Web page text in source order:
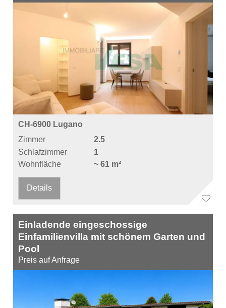
CH-6900 Lugano
Zimmer
2.5
Schlafzimmer
1
Wohnfläche
~ 61 m²
Details
Einladende eingeschossige
Einfamilienvilla mit schönem Garten und
Pool
Preis auf Anfrage